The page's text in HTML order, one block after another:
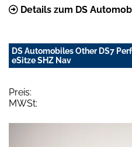
Details zum DS
DS Automobiles Other DS7
eSitze SHZ Nav
Preis:
MWSt: